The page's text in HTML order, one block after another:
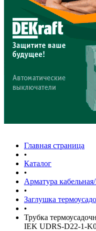
Главная страница
•
Каталог
•
Арматура
•
Заглушка
•
Трубка
IEK UDRS-D22-1-